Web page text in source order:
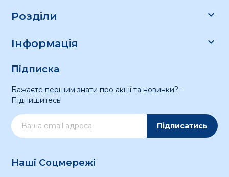
Розділи 
Інформація 
Підписка
Бажаєте першим знати про акції та новинки? -
Підпишитесь!
Підписатись
Наші Соцмережі